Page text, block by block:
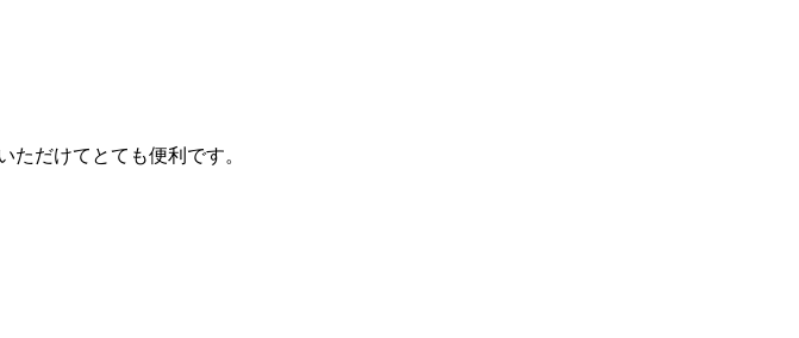
ただけてとても便利です。